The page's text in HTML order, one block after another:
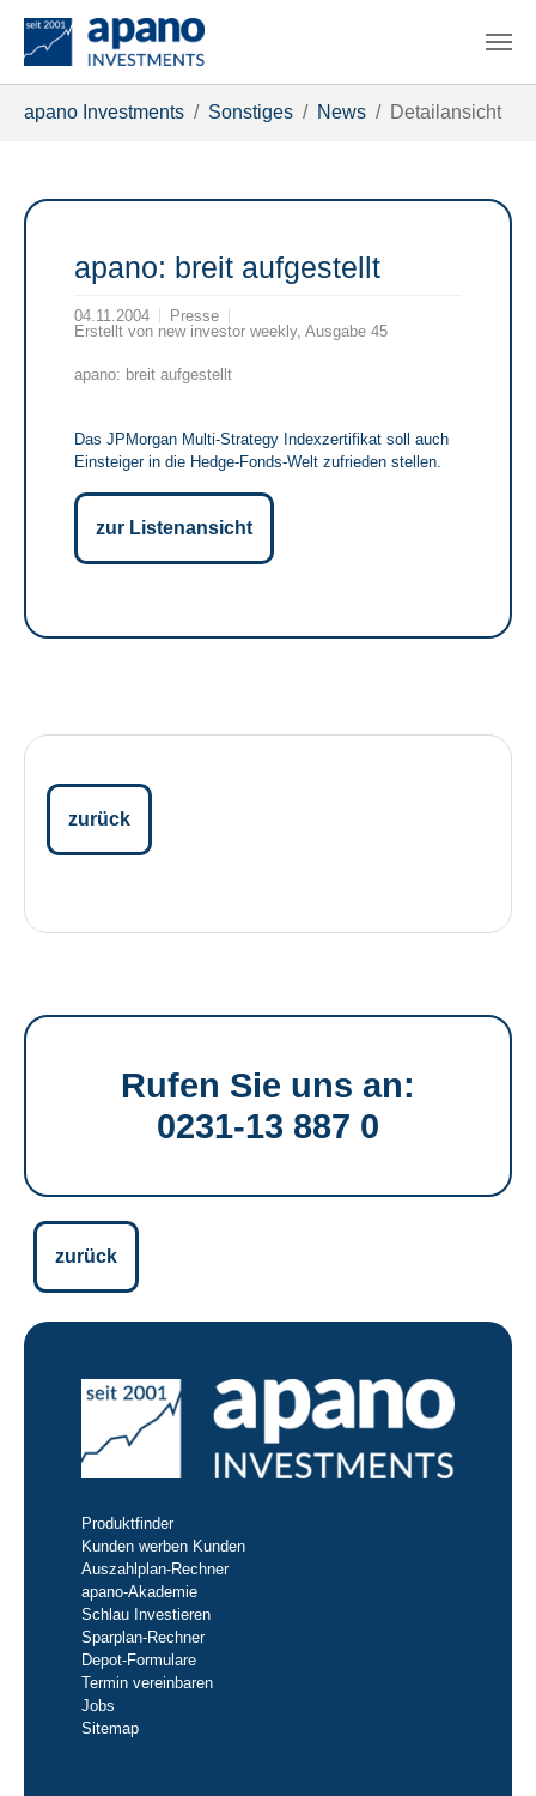
apano Investments Sonstiges News Detailansicht
apano: breit aufgestellt
04.11.2004
Presse
Erstellt von new investor weekly, Ausgabe 45
apano: breit aufgestellt
Das JPMorgan Multi-Strategy Indexzertifikat soll auch
Einsteiger in die Hedge-Fonds-Welt zufrieden stellen.
zur Listenansicht
zurück
Rufen Sie uns an:
0231-13 887 0
zurück
Produktfinder
Kunden werben Kunden
Auszahlplan-Rechner
apano-Akademie
Schlau Investieren
Sparplan-Rechner
Depot-Formulare
Termin vereinbaren
Jobs
Sitemap